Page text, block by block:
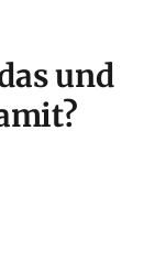
und